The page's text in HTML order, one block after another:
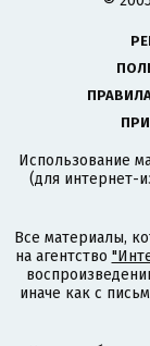
Использование
(для интернет-
Все материалы,
на агентство
иначе как с